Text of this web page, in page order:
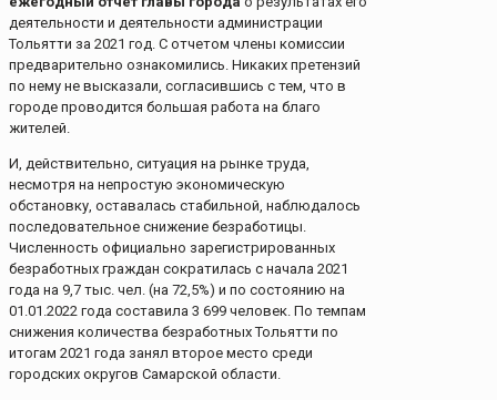
деятельности и деятельности администрации
Тольятти за 2021 год. С отчетом члены комиссии
предварительно ознакомились. Никаких претензий
по нему не высказали, согласившись с тем, что в
городе проводится большая работа на благо
жителей.
И, действительно, ситуация на рынке труда,
несмотря на непростую экономическую
обстановку, оставалась стабильной, наблюдалось
последовательное снижение безработицы.
Численность официально зарегистрированных
безработных граждан сократилась с начала 2021
года на 9,7 тыс. чел. (на 72,5%) и по состоянию на
01.01.2022 года составила 3 699 человек. По темпам
снижения количества безработных Тольятти по
итогам 2021 года занял второе место среди
городских округов Самарской области.